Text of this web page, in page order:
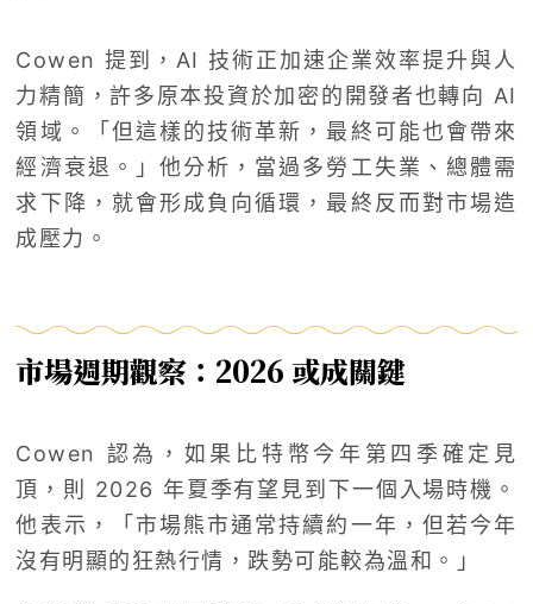
Cowen 提到，AI 技術正加速企業效率提升與人
力精簡，許多原本投資於加密的開發者也轉向 AI
領域。「但這樣的技術革新，最終可能也會帶來
經濟衰退。」他分析，當過多勞工失業、總體需
求下降，就會形成負向循環，最終反而對市場造
成壓力。
市場週期觀察：2026 或成關鍵
Cowen 認為，如果比特幣今年第四季確定見
頂，則 2026 年夏季有望見到下一個入場時機。
他表示，「市場熊市通常持續約一年，但若今年
沒有明顯的狂熱行情，跌勢可能較為溫和。」